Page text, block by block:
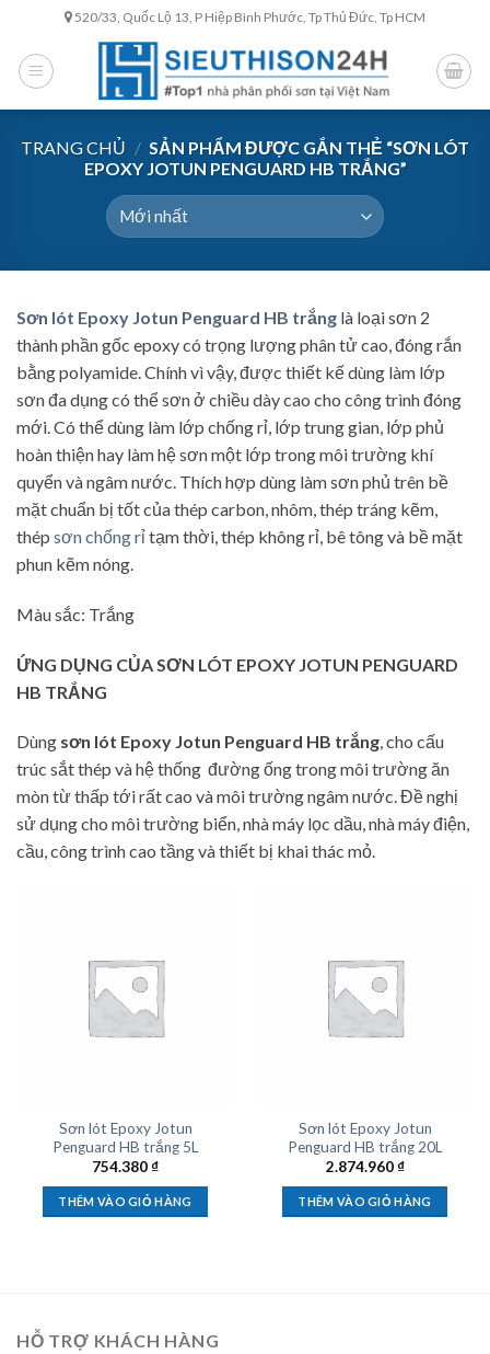
content
520/33, Quốc Lộ 13, P Hiệp Bình Phước, Tp Thủ Đức, Tp HCM
TRANG CHỦ / SẢN PHẨM ĐƯỢC GẮN THẺ “SƠN LÓT
EPOXY JOTUN PENGUARD HB TRẮNG”
Sơn lót Epoxy Jotun Penguard HB trắng là loại sơn 2
thành phần gốc epoxy có trọng lượng phân tử cao, đóng rắn
bằng polyamide. Chính vì vậy, được thiết kế dùng làm lớp
sơn đa dụng có thể sơn ở chiều dày cao cho công trình đóng
mới. Có thể dùng làm lớp chống rỉ, lớp trung gian, lớp phủ
hoàn thiện hay làm hệ sơn một lớp trong môi trường khí
quyển và ngâm nước. Thích hợp dùng làm sơn phủ trên bề
mặt chuẩn bị tốt của thép carbon, nhôm, thép tráng kẽm,
thép sơn chống rỉtạm thời, thép không rỉ, bê tông và bề mặt
phun kẽm nóng.
Màu sắc: Trắng
ỨNG DỤNG CỦA SƠN LÓT EPOXY JOTUN PENGUARD
HB TRẮNG
Dùng sơn lót Epoxy Jotun Penguard HB trắng, cho cấu
trúc sắt thép và hệ thống đường ống trong môi trường ăn
mòn từ thấp tới rất cao và môi trường ngâm nước. Đề nghị
sử dụng cho môi trường biển, nhà máy lọc dầu, nhà máy điện,
cầu, công trình cao tầng và thiết bị khai thác mỏ.
Sơn lót Epoxy Jotun
Penguard HB trắng 5L
754.380₫
THÊM VÀO GIỎ HÀNG
Sơn lót Epoxy Jotun
Penguard HB trắng 20L
2.874.960₫
THÊM VÀO GIỎ HÀNG
HỖ TRỢ KHÁCH HÀNG